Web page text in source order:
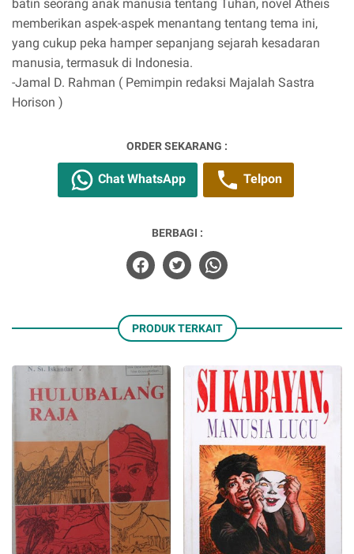
batin seorang anak manusia tentang Tuhan, novel Atheis
memberikan aspek-aspek menantang tentang tema ini,
yang cukup peka hamper sepanjang sejarah kesadaran
manusia, termasuk di Indonesia.
-Jamal D. Rahman ( Pemimpin redaksi Majalah Sastra
Horison )
ORDER SEKARANG :
Chat WhatsApp Telpon
BERBAGI :
PRODUK TERKAIT